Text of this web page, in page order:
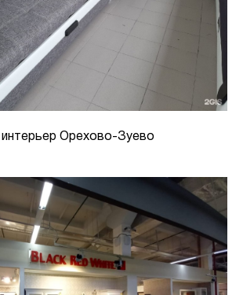
интерьер Орехово-Зуево